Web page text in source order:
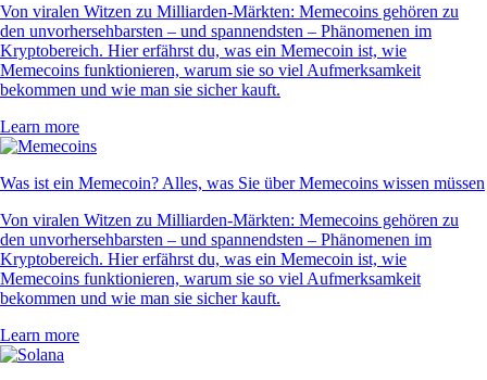
Von viralen Witzen zu Milliarden-Märkten: Memecoins gehören zu
den unvorhersehbarsten – und spannendsten – Phänomenen im
Kryptobereich. Hier erfährst du, was ein Memecoin ist, wie
Memecoins funktionieren, warum sie so viel Aufmerksamkeit
bekommen und wie man sie sicher kauft.
Learn more
Was ist ein Memecoin? Alles, was Sie über Memecoins wissen müssen
Von viralen Witzen zu Milliarden-Märkten: Memecoins gehören zu
den unvorhersehbarsten – und spannendsten – Phänomenen im
Kryptobereich. Hier erfährst du, was ein Memecoin ist, wie
Memecoins funktionieren, warum sie so viel Aufmerksamkeit
bekommen und wie man sie sicher kauft.
Learn more